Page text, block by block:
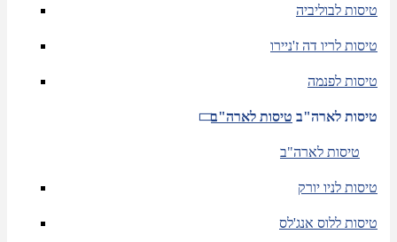
טיסות לבוליביה
טיסות לריו דה ז'ניירו
טיסות לפנמה
טיסות לארה"ב טיסות לארה"ב
טיסות לארה"ב
טיסות לניו יורק
טיסות ללוס אנג'לס